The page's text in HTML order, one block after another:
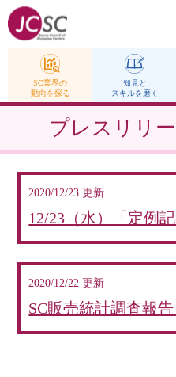
SC業界の
動向を探る
知見と
スキルを磨く
プレスリリ
2020/12/23 更新
12/23（水）「定例
2020/12/22 更新
SC販売統計調査報告